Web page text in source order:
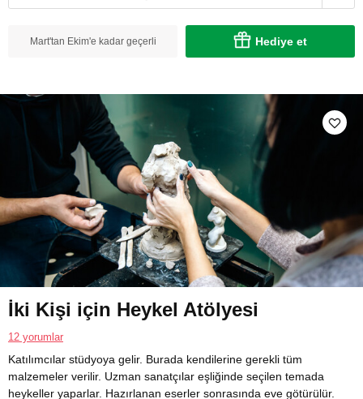
Mart'tan Ekim'e kadar geçerli Hediye et
İki Kişi için Heykel Atölyesi
12 yorumlar
Katılımcılar stüdyoya gelir. Burada kendilerine gerekli tüm
malzemeler verilir. Uzman sanatçılar eşliğinde seçilen temada
heykeller yaparlar. Hazırlanan eserler sonrasında eve götürülür.